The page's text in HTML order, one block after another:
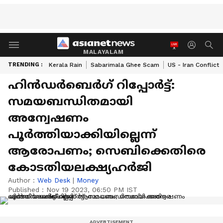
MALAYALAM
TRENDING : Kerala Rain Sabarimala Ghee Scam US - Iran Conflict
ഹിൻഡർബെർ​ഗ് റിപ്പോർട്ട്:
സമയബന്ധിതമായി
അന്വേഷണം
പൂർത്തിയാക്കിയില്ലെന്ന്
ആരോപണം; സെബിക്കെതിരെ
കോടതിയലക്ഷ്യഹർജി
Author : Web Desk | Money
Published : Nov 19 2023, 06:50 PM IST